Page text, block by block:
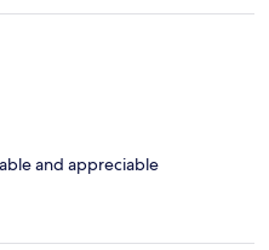
and appreciable